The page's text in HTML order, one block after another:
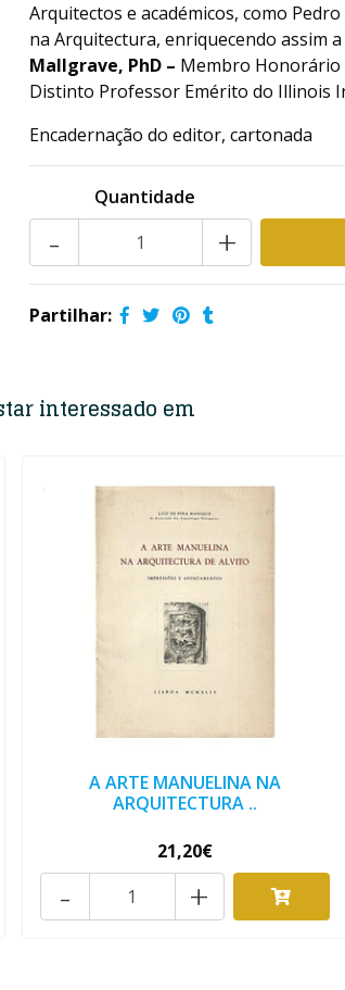
Arquitectos e académicos, como
na Arquitectura, enriquecendo assim
Mallgrave, PhD – Membro Honorário
Distinto Professor Emérito do Illinois
Encadernação do editor, cartonada
Quantidade
+
-
Partilhar:
interessado em
A ARTE MANUELINA NA
ARQUITECTURA ..
21,20€
+
-